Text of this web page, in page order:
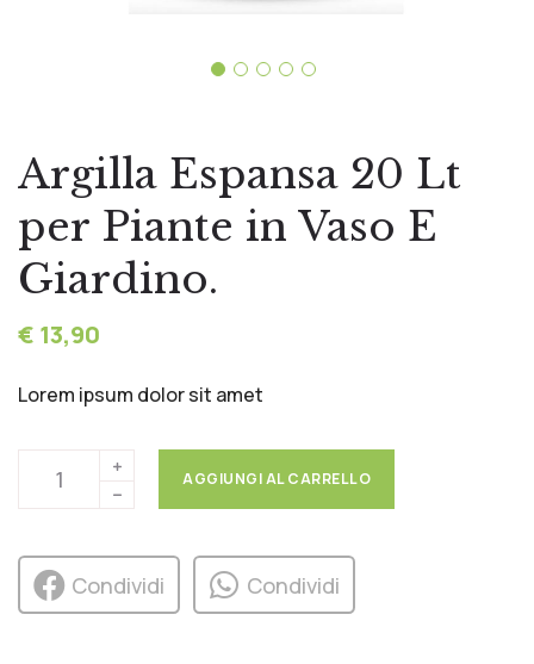
Argilla Espansa 20 Lt
per Piante in Vaso E
Giardino.
€ 13,90
Lorem ​ipsum dolor sit amet
AGGIUNGI AL CARRELLO
Condividi Condividi